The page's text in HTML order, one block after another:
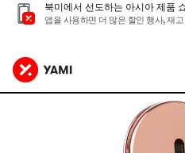
북미에서 선도하는 아시아 제품
앱을 사용하면 더 많은 할인 행사, 재